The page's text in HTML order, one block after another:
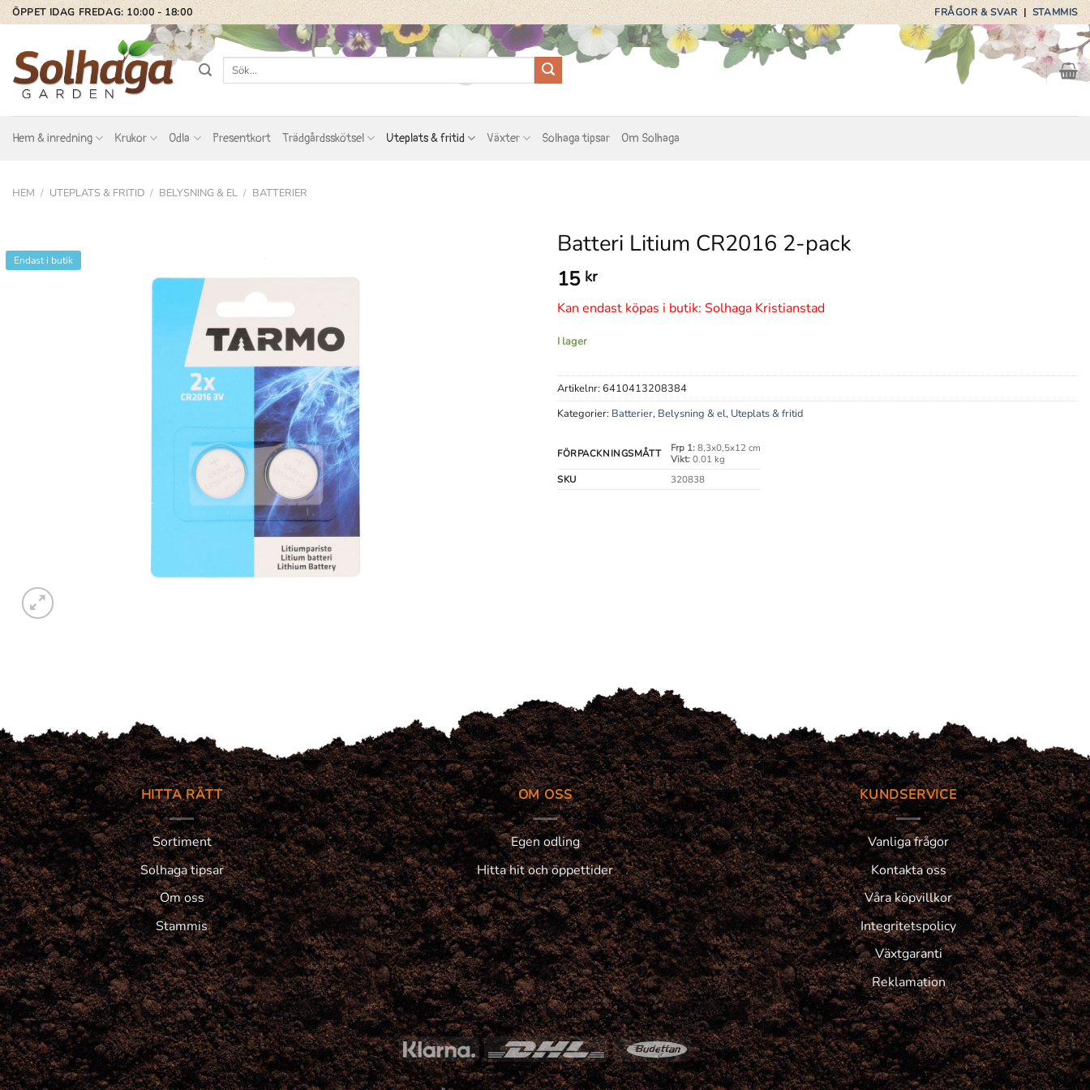
Skip
to
content
ÖPPET IDAG FREDAG: 10:00 - 18:00 FRÅGOR & SVAR|STAMMIS
Sök
Hem & inredning Krukor Odla Presentkort Trädgårdsskötsel Uteplats & fritid Växter Solhaga tipsar Om Solhaga
HEM / UTEPLATS & FRITID / BELYSNING & EL / BATTERIER
Endast i butik
Batteri Litium CR2016 2-pack
15 kr
Kan endast köpas i butik: Solhaga Kristianstad
I lager
Artikelnr: 6410413208384
Kategorier: Batterier, Belysning & el, Uteplats & fritid
FÖRPACKNINGSMÅTT Frp 1:8,3x0,5x12 cm
Vikt:0.01 kg
SKU
320838
HITTA RÄTT
Sortiment
Solhaga tipsar
Om oss
Stammis
OM OSS
Egen odling
Hitta hit och öppettider
KUNDSERVICE
Vanliga frågor
Kontakta oss
Våra köpvillkor
Integritetspolicy
Växtgaranti
Reklamation